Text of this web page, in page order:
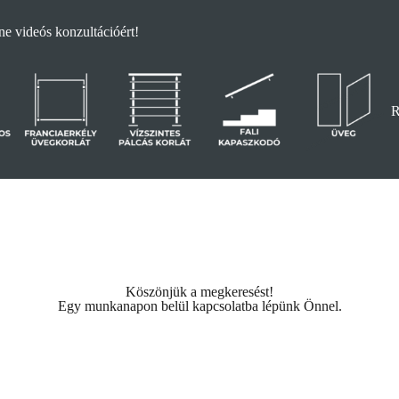
videós konzultációért!
üvegkorlát
Kapcsolat Vízszintes pálcás korlát
Kapcsolat Üveg
Köszönjük a megkeresést!
Egy munkanapon belül kapcsolatba lépünk Önnel.